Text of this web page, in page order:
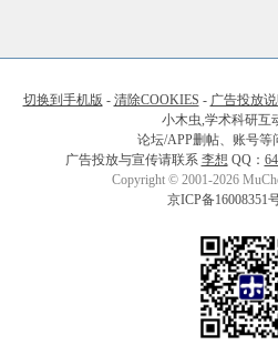
切换到手机版 - 清除COOKIES - 广告投放说
小木虫,学术科研互
论坛/APP删帖、账号等
广告投放与宣传请联系 李想 QQ：
Copyright © 2001-2026
京ICP备16008351